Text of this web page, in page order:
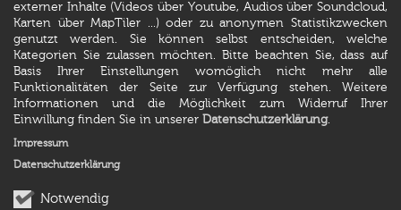
externer Inhalte (Videos über Youtube, Audios über Soundcloud,
Karten über MapTiler ...) oder zu anonymen Statistikzwecken
genutzt werden. Sie können selbst entscheiden, welche
Kategorien Sie zulassen möchten. Bitte beachten Sie, dass auf
Basis Ihrer Einstellungen womöglich nicht mehr alle
Funktionalitäten der Seite zur Verfügung stehen. Weitere
Informationen und die Möglichkeit zum Widerruf Ihrer
Einwillung finden Sie in unserer Datenschutzerklärung.
Notwendig
Impressum
Datenschutzerklärung